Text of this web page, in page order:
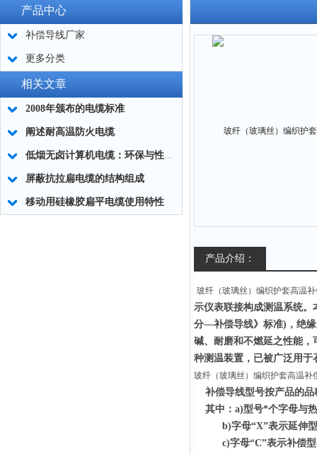
产品中心
补偿导线厂家
更多分类
相关文章
2008年颁布的电缆标准
阐述耐高温防火电缆
低烟无卤计算机电缆：环保与性能的结合
屏蔽抗拉扁电缆的结构组成
移动用硅橡胶扁平电缆使用特性
产品介绍：
玻纤（玻璃丝）编织护套高温
示仪表联接构成测温系统。
分—补偿导线》标准)，绝
碱、耐磨和不燃延之性能
种测温装置，已被广泛用
玻纤（玻璃丝）编织护套高温补
补偿导线型号按产品的品
其中：a)型号*个字母与
b)字母“X”表示延伸型
c)字母“C”表示补偿型